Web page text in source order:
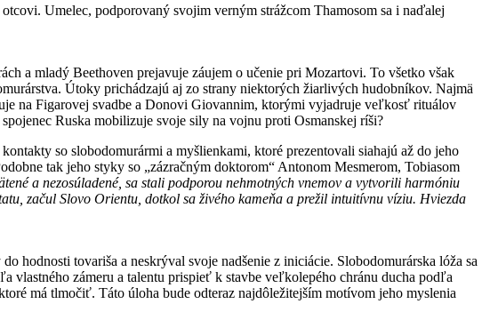
Umelec, podporovaný svojim verným strážcom Thamosom sa i naďalej
a mladý Beethoven prejavuje záujem o učenie pri Mozartovi. To všetko však
Útoky prichádzajú aj zo strany niektorých žiarlivých hudobníkov. Najmä
na Figarovej svadbe a Donovi Giovannim, ktorými vyjadruje veľkosť rituálov
Ruska mobilizuje svoje sily na vojnu proti Osmanskej ríši?
so slobodomurármi a myšlienkami, ktoré prezentovali siahajú až do jeho
tak jeho styky so „zázračným doktorom“ Antonom Mesmerom, Tobiasom
a nezosúladené, sa stali podporou nehmotných vnemov a vytvorili harmóniu
začul Slovo Orientu, dotkol sa živého kameňa a prežil intuitívnu víziu. Hviezda
tovariša a neskrýval svoje nadšenie z iniciácie. Slobodomurárska lóža sa
vlastného zámeru a talentu prispieť k stavbe veľkolepého chránu ducha podľa
má tlmočiť. Táto úloha bude odteraz najdôležitejším motívom jeho myslenia